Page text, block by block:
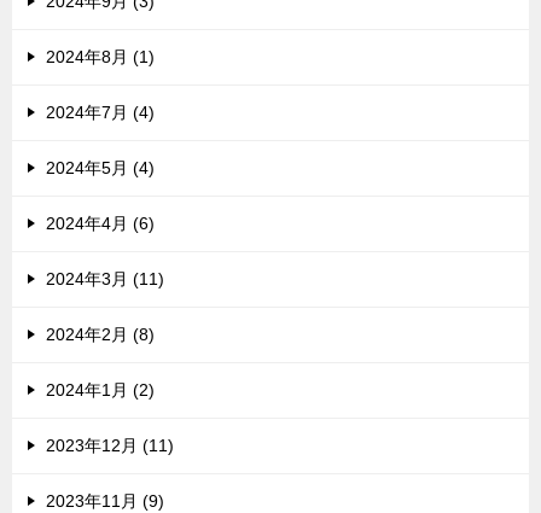
2024年8月 (1)
2024年7月 (4)
2024年5月 (4)
2024年4月 (6)
2024年3月 (11)
2024年2月 (8)
2024年1月 (2)
2023年12月 (11)
2023年11月 (9)